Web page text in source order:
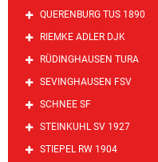
QUERENBURG TUS 1890
RIEMKE ADLER DJK
RÜDINGHAUSEN TURA
SEVINGHAUSEN FSV
SCHNEE SF
STEINKUHL SV 1927
STIEPEL RW 1904